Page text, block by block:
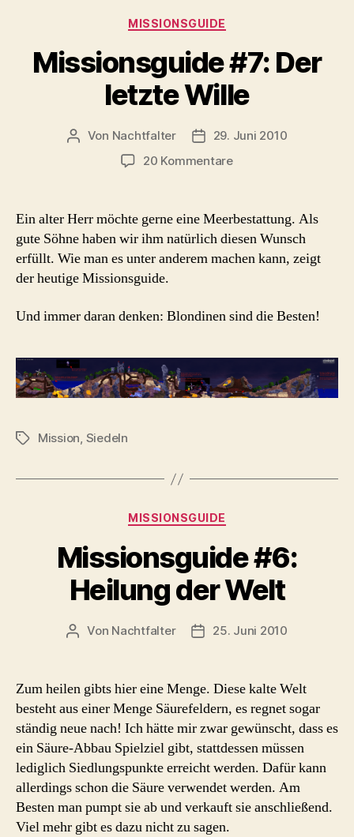
Kategorien
MISSIONSGUIDE
Missionsguide #7: Der
letzte Wille
Beitragsautor
Von Nachtfalter Beitragsdatum
29. Juni 2010
20 Kommentarezu
Der
Wille
Ein alter Herr möchte gerne eine Meerbestattung. Als
gute Söhne haben wir ihm natürlich diesen Wunsch
erfüllt. Wie man es unter anderem machen kann, zeigt
der heutige Missionsguide.
Und immer daran denken: Blondinen sind die Besten!
Schlagwörter
Mission, Siedeln
Kategorien
MISSIONSGUIDE
Missionsguide #6:
Heilung der Welt
Beitragsautor
Von Nachtfalter Beitragsdatum
25. Juni 2010
Zum heilen gibts hier eine Menge. Diese kalte Welt
besteht aus einer Menge Säurefeldern, es regnet sogar
ständig neue nach! Ich hätte mir zwar gewünscht, dass es
ein Säure-Abbau Spielziel gibt, stattdessen müssen
lediglich Siedlungspunkte erreicht werden. Dafür kann
allerdings schon die Säure verwendet werden. Am
Besten man pumpt sie ab und verkauft sie anschließend.
Viel mehr gibt es dazu nicht zu sagen.